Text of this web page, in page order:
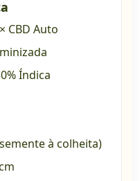
CBD Auto
Índica
à colheita)